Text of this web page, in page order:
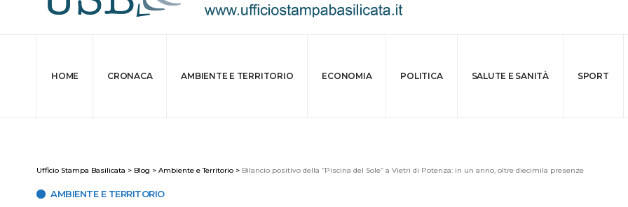
HOME CRONACA AMBIENTE E TERRITORIO ECONOMIA POLITICA SALUTE E SANITÀ SPORT
Ufficio Stampa Basilicata > Blog > Ambiente e Territorio > Bilancio positivo della “Piscina del Sole” a Vietri di Potenza: in un anno, oltre diecimila presenze
AMBIENTE E TERRITORIO